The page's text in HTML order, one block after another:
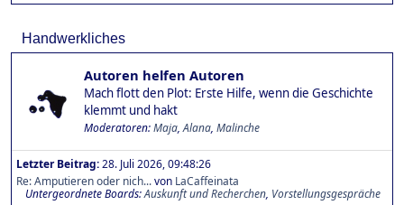
Handwerkliches
Autoren helfen Autoren
Mach flott den Plot: Erste Hilfe, wenn die Geschichte
klemmt und hakt
Moderatoren:Maja,Alana, Malinche
Letzter Beitrag:28. Juli 2026, 09:48:26
Re: Amputieren oder nich...von LaCaffeinata
Untergeordnete Boards Auskunft und Recherchen Vorstellungsgespräche